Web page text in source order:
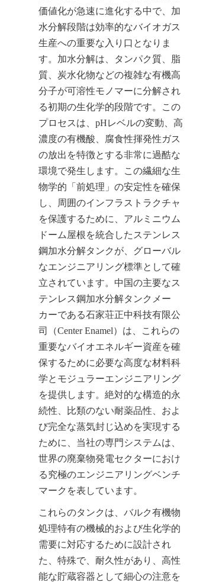
価値化が急速に進化する中で、加
水分解段階は効率的なバイオガス
生産への重要な入り口となりま
す。加水分解は、タンパク質、脂
質、炭水化物などの複雑な有機高
分子が可溶性モノマーに分解され
る初期の生化学的段階です。この
プロセスは、pHレベルの変動、高
濃度の有機酸、腐食性揮発性ガス
の放出を特徴とする非常に過酷な
環境で発生します。この繊細な生
物学的「前処理」の安定性を確保
し、周囲のインフラストラクチャ
を保護するために、アルミニウム
ドーム屋根を統合したステンレス
鋼加水分解タンクが、グローバル
なエンジニアリング標準として確
立されています。中国の主要なス
テンレス鋼加水分解タンクメー
カーである石家荘正中科技有限公
司（Center Enamel）は、これらの
重要なバイオエネルギー資産を確
保するために必要な高度な材料科
学とモジュラーエンジニアリング
を提供します。絶対的な構造的永
続性、比類のない耐薬品性、およ
び完全な蒸気封じ込めを実現する
ために、当社の専門システムは、
世界の廃棄物発電セクターにおけ
る究極のエンジニアリングベンチ
マークを表しています。
これらのタンクは、バルク有機物
処理特有の機械的および生化学的
需要に対応するために設計され
た、特殊で、耐久性があり、高性
能な貯蔵容器として細心の注意を